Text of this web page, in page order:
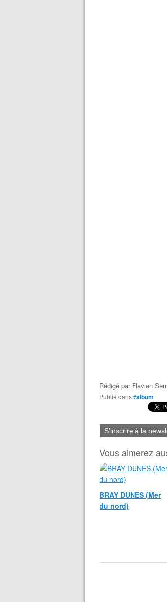
Rédigé par Flavien
Publié dans#album
S'inscrire à la
Vous aimerez
BRAY DUNES (Mer
du nord)